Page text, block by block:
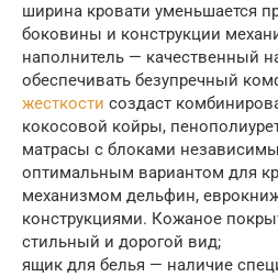
ширина кровати уменьшается
боковины и конструкции
наполнитель — качественный
обеспечивать безупречный
жесткости создаст
кокосовой койры,
матрасы с блоками
оптимальным вариантом для
механизмом дельфин,
конструкциями. Кожаное
стильный и дорогой вид;
ящик для белья — наличие